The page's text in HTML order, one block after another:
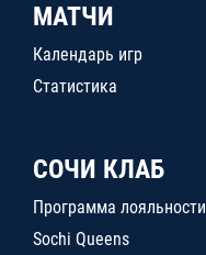
МАТЧИ
Календарь игр
Статистика
СОЧИ КЛАБ
Программа лояльности
Sochi Queens